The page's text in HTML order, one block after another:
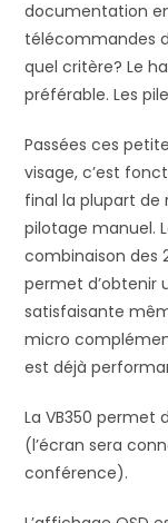
documentation
télécommandes
quel critère? Le
préférable. Les
Passées ces
visage, c’est
final la plupart de
pilotage manuel.
combinaison des
permet d’obtenir
satisfaisante
micro
est déjà
La VB350 permet
(l’écran sera
conférence).